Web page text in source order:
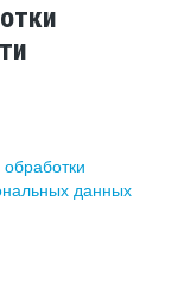
данных